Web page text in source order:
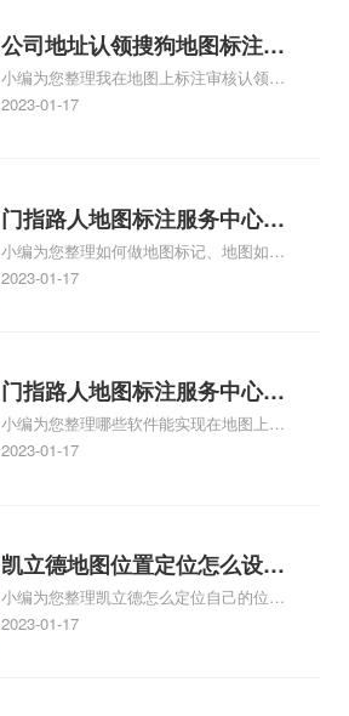
达商户的存在和实体指路人地图标注服务
中心面的存在。对于一些客户来说，实体
指路人地
公司地址认领搜狗地图标注多
久审核？公司地址认领地图标
注多久审核？
小编为您整理我在地图上标注审核认领需
要多久、我在地图上标注审核认领需要多
知识，详情可查看下方正文！
2023-01-17
门指路人地图标注服务中心如
何做花小猪打车地图位置标
记？门指路人地图标注服务中
小编为您整理如何做地图标记、地图如何
做标记、so搜街景中如何做标记、360e启
中心位置相关地图标注知识，详情可查看
下方正文！
2023-01-17
门指路人地图标注服务中心地
图位置地址标记？门指路人地
图标注服务中心苹果地图位置
小编为您整理哪些软件能实现在地图上标
记门指路人地图标注服务中心位置、门指
地址、服装门指路人地图标注服务中心地
址标注上地图怎么弄相关地图标注知识，
详情可查看下方正文！
2023-01-17
凯立德地图位置定位怎么设置
自己的指路人地图标注服务中
心名？凯立德地图位置定位怎
小编为您整理凯立德怎么定位自己的位置
啊、手机凯立德地图定位怎么设置往上
2023-01-17